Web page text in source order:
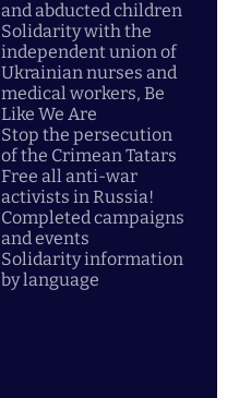
and abducted children
Solidarity with the
independent union of
Ukrainian nurses and
medical workers, Be
Like We Are
Stop the persecution
of the Crimean Tatars
Free all anti-war
activists in Russia!
Completed campaigns
and events
Solidarity information
by language